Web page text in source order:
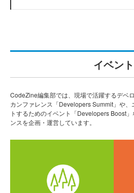
イベント
CodeZine編集部では、現場で活躍するデベ
カンファレンス「Developers Summit」や、
トするためのイベント「Developers Boost
ンスを企画・運営しています。